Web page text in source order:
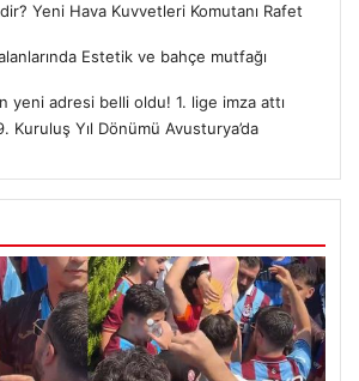
Yeni Hava Kuvvetleri Komutanı Rafet
Estetik ve bahçe mutfağı
yeni adresi belli oldu! 1. lige imza attı
Kuruluş Yıl Dönümü Avusturya’da